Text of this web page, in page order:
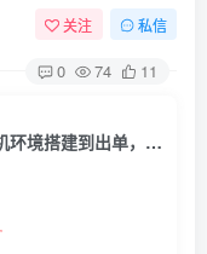
关注 私信
0 74 11
（18481期）外贸新手全流程课：从手机环境搭建到出单，零基础也能快速上手合规做外贸